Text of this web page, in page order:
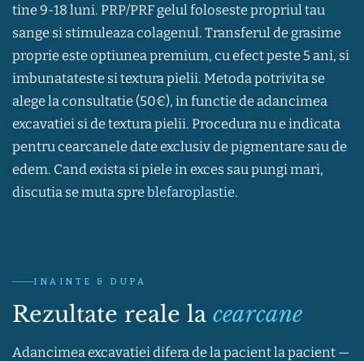
tine 9-18 luni. PRP/PRF gelul foloseste propriul tau
sange si stimuleaza colagenul. Transferul de grasime
proprie este optiunea premium, cu efect peste 5 ani, si
imbunatateste si textura pielii. Metoda potrivita se
alege la consultatie (50€), in functie de adancimea
excavatiei si de textura pielii. Procedura nu e indicata
pentru cearcanele date exclusiv de pigmentare sau de
edem. Cand exista si piele in exces sau pungi mari,
discutia se muta spreblefaroplastie.
INAINTE & DUPA
Rezultate reale la cearcane
Adancimea excavatiei difera de la pacient la pacient —